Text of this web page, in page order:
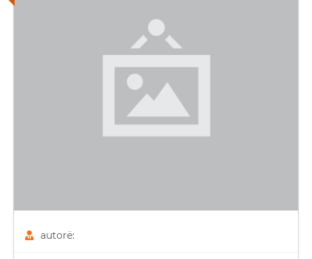
autorë: